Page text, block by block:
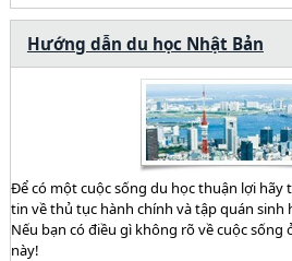
Hướng dẫn du học Nhật Bản
Để có một cuộc sống du học thuận lợi hãy
tin về thủ tục hành chính và tập quán sinh
Nếu bạn có điều gì không rõ về cuộc sống
này!